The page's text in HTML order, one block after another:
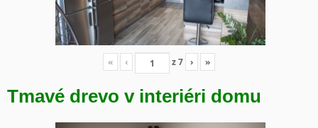
« ‹ z7 › »
Tmavé drevo v interiéri domu